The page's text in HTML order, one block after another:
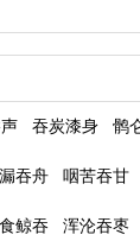
吞炭漆身 鹘
吞舟 咽苦吞甘
鲸吞 浑沦吞枣